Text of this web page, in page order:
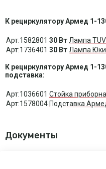
К рециркулятору Армед 1-
Арт:1582801 30 Вт Лампа
Арт:1736401 30 Вт Лампа
К рециркулятору Армед 1-
подставка:
Арт:1036601 Стойка
Арт:1578004Подставка
Документы